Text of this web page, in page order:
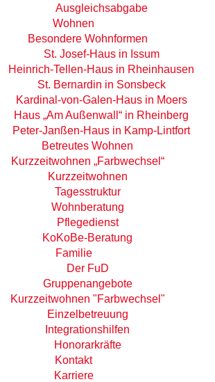
Ausgleichsabgabe
Wohnen
Besondere Wohnformen
St. Josef-Haus in Issum
Heinrich-Tellen-Haus in Rheinhausen
St. Bernardin in Sonsbeck
Kardinal-von-Galen-Haus in Moers
Haus „Am Außenwall“ in Rheinberg
Peter-Janßen-Haus in Kamp-Lintfort
Betreutes Wohnen
Kurzzeitwohnen „Farbwechsel“
Kurzzeitwohnen
Tagesstruktur
Wohnberatung
Pflegedienst
KoKoBe-Beratung
Familie
Der FuD
Gruppenangebote
Kurzzeitwohnen "Farbwechsel"
Einzelbetreuung
Integrationshilfen
Honorarkräfte
Kontakt
Karriere